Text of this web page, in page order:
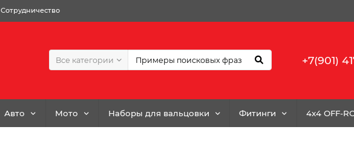
Сотрудничество
Все категории +7(901)
Авто Мото Наборы для вальцовки Фитинги 4x4 OFF-